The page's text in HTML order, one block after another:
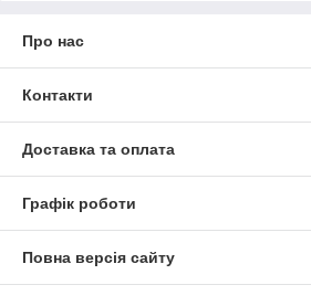
Про нас
Контакти
Доставка та оплата
Графік роботи
Повна версія сайту